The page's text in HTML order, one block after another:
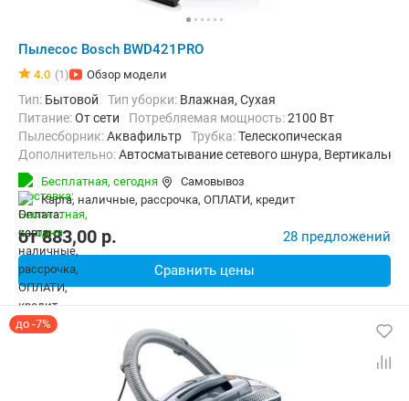
Пылесос Bosch BWD421PRO
4.0 (1) Обзор модели
Тип: Бытовой Тип уборки: Влажная, Сухая
питание:От сети Потребляемая мощность:2100 Вт
пылесборник:Аквафильтр трубка:Телескопическая
Дополнительно:Автосматывание сетевого шнура,
Радиус действия:
Бесплатная, сегодня
Самовывоз
карта, наличные, рассрочка, ОПЛАТИ, кредит
от883,00 p. 28 предложений
Сравнить цены
до -7%